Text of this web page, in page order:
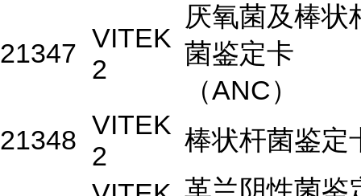
21347 VITEK
2
厌氧菌及棒状
菌鉴定卡
（ANC）
21348 VITEK
2
棒状杆菌鉴定
革兰阴性菌鉴